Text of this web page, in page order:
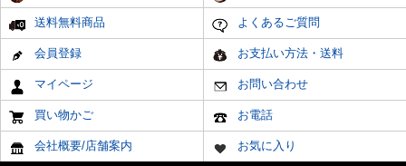
送料無料商品 よくあるご質問
会員登録 お支払い方法・送料
マイページ お問い合わせ
買い物かご お電話
会社概要/店舗案内 お気に入り